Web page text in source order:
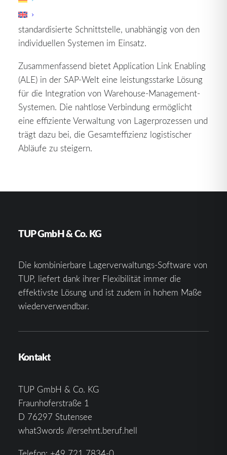
agiert als Vermittler und schafft eine
standardisierte Schnittstelle, unabhängig von den
individuellen Systemen im Einsatz.
Zusammenfassend bietet Application Link Enabling
(ALE) in der SAP-Welt eine leistungsstarke Lösung
für die Integration von Warehouse-Management-
Systemen. Die nahtlose Verbindung ermöglicht
eine effiziente Verwaltung von Lagerprozessen und
trägt dazu bei, die Gesamteffizienz logistischer
Abläufe zu steigern.
TUP GmbH & Co. KG
Die kombinierbare Lagerverwaltungs-Software von
TUP, liefert dank ihrer Flexibilität immer die
effektivste Lösung und ist zudem in hohem Maße
wiederverwendbar.
Kontakt
TUP GmbH & Co. KG
Fraunhoferstraße 1
D 76297 Stutensee
what3words ///ersehnt.beruf.hell